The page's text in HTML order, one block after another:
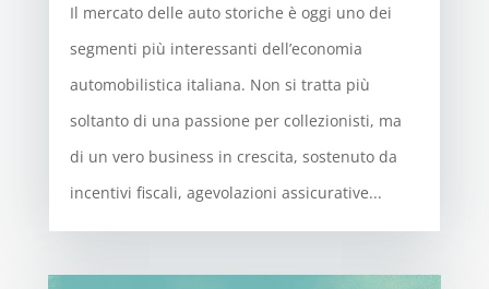
Il mercato delle auto storiche è oggi uno dei
segmenti più interessanti dell’economia
automobilistica italiana. Non si tratta più
soltanto di una passione per collezionisti, ma
di un vero business in crescita, sostenuto da
incentivi fiscali, agevolazioni assicurative...